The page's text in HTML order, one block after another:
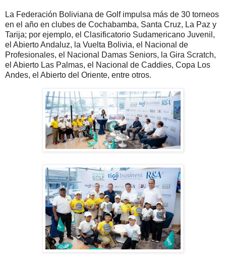
La Federación Boliviana de Golf impulsa más de 30 torneos
en el año en clubes de Cochabamba, Santa Cruz, La Paz y
Tarija; por ejemplo, el Clasificatorio Sudamericano Juvenil,
el Abierto Andaluz, la Vuelta Bolivia, el Nacional de
Profesionales, el Nacional Damas Seniors, la Gira Scratch,
el Abierto Las Palmas, el Nacional de Caddies, Copa Los
Andes, el Abierto del Oriente, entre otros.